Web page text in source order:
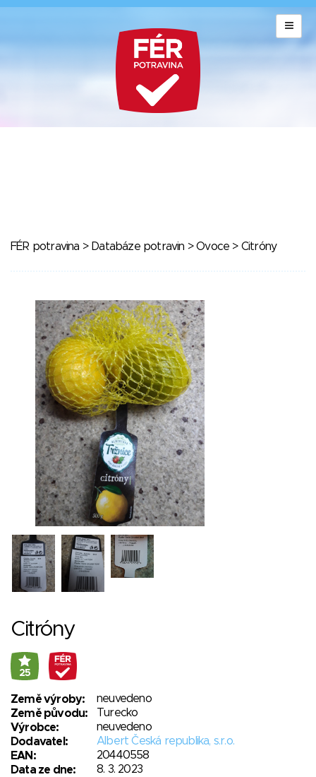
FÉR potravina > Databáze potravin >Ovoce > Citróny
Citróny
25
Země výroby:
neuvedeno
Země původu:
Turecko
Výrobce:
neuvedeno
Dodavatel:
Albert Česká republika, s.r.o.
EAN:
20440558
Data ze dne:
8. 3. 2023